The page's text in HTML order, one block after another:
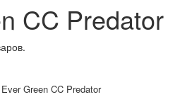
CC Predator
Green CC Predator